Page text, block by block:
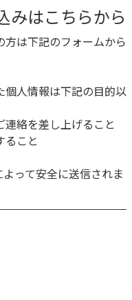
みはこちらから
は下記のフォームから
人情報は下記の目的以
連絡を差し上げること
ること
って安全に送信されま